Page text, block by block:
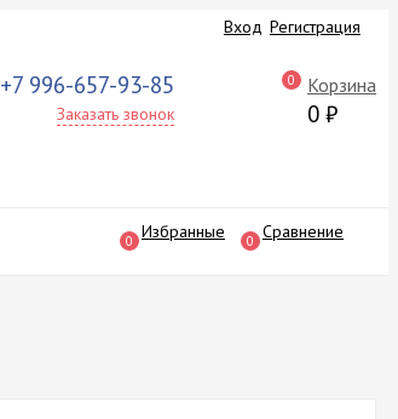
Вход Регистрация
+7 996-657-93-85
Заказать звонок
0 Корзина
0 ₽
0 Избранные 0 Сравнение